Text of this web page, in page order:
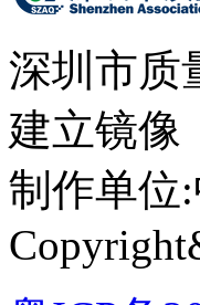
深圳市质
建立镜像
制作单位